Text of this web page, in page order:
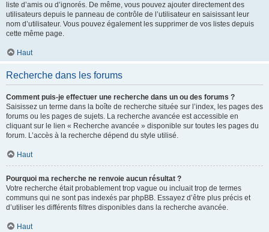
liste d’amis ou d’ignorés. De même, vous pouvez ajouter directement des
utilisateurs depuis le panneau de contrôle de l’utilisateur en saisissant leur
nom d’utilisateur. Vous pouvez également les supprimer de vos listes depuis
cette même page.
Haut
Recherche dans les forums
Comment puis-je effectuer une recherche dans un ou des forums ?
Saisissez un terme dans la boîte de recherche située sur l’index, les pages des
forums ou les pages de sujets. La recherche avancée est accessible en
cliquant sur le lien « Recherche avancée » disponible sur toutes les pages du
forum. L’accès à la recherche dépend du style utilisé.
Haut
Pourquoi ma recherche ne renvoie aucun résultat ?
Votre recherche était probablement trop vague ou incluait trop de termes
communs qui ne sont pas indexés par phpBB. Essayez d’être plus précis et
d’utiliser les différents filtres disponibles dans la recherche avancée.
Haut